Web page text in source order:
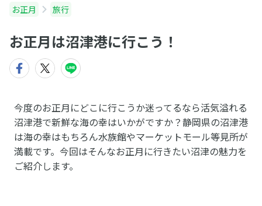
お正月 旅行
お正月は沼津港に行こう！
今度のお正月にどこに行こうか迷ってるなら活気溢れる
沼津港で新鮮な海の幸はいかがですか？静岡県の沼津港
は海の幸はもちろん水族館やマーケットモール等見所が
満載です。今回はそんなお正月に行きたい沼津の魅力を
ご紹介します。